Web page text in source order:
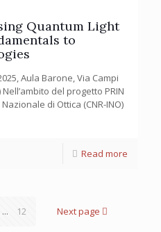
Quantum Light
to
Aula Barone, Via Campi
del progetto PRIN
Nazionale di Ottica (CNR-INO)
Read more
... 12 Next page